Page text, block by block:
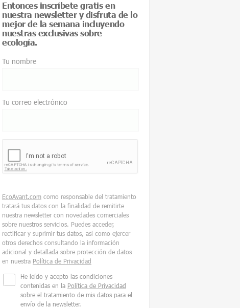
Entonces inscríbete gratis en
nuestra newsletter y disfruta de lo
mejor de la semana incluyendo
nuestras exclusivas sobre
ecología.
Tu nombre
Tu correo electrónico
EcoAvant.com como responsable del tratamiento
tratará tus datos con la finalidad de remitirte
nuestra newsletter con novedades comerciales
sobre nuestros servicios. Puedes acceder,
rectificar y suprimir tus datos, así como ejercer
otros derechos consultando la información
adicional y detallada sobre protección de datos
en nuestra Política de Privacidad
He leído y acepto las condiciones
contenidas en la Política de Privacidad
sobre el tratamiento de mis datos para el
envío de la newsletter.